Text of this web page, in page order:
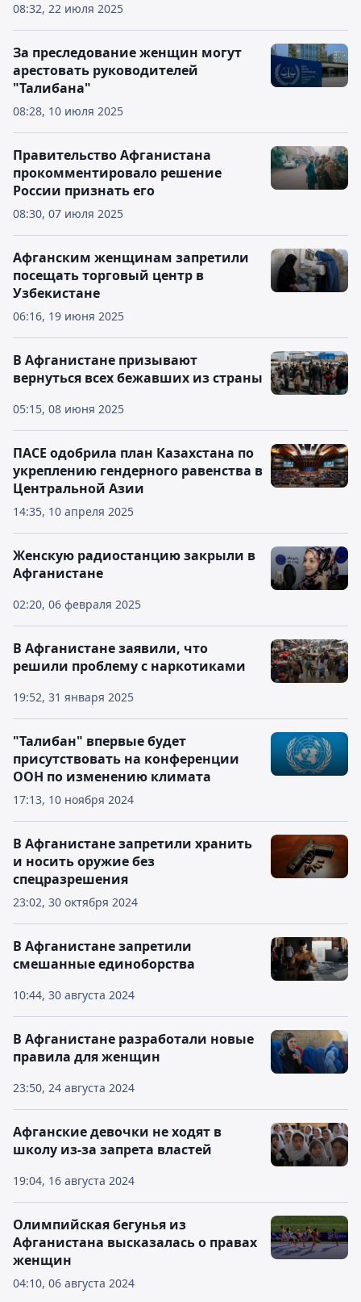
08:32, 22 июля 2025
08:28, 10 июля 2025
За преследование женщин могут
арестовать руководителей
"Талибана"
08:30, 07 июля 2025
Правительство Афганистана
прокомментировало решение
России признать его
06:16, 19 июня 2025
Афганским женщинам запретили
посещать торговый центр в
Узбекистане
05:15, 08 июня 2025
В Афганистане призывают
вернуться всех бежавших из страны
14:35, 10 апреля 2025
ПАСЕ одобрила план Казахстана по
укреплению гендерного равенства в
Центральной Азии
02:20, 06 февраля 2025
Женскую радиостанцию закрыли в
Афганистане
19:52, 31 января 2025
В Афганистане заявили, что
решили проблему с наркотиками
17:13, 10 ноября 2024
"Талибан" впервые будет
присутствовать на конференции
ООН по изменению климата
23:02, 30 октября 2024
В Афганистане запретили хранить
и носить оружие без
спецразрешения
10:44, 30 августа 2024
В Афганистане запретили
смешанные единоборства
23:50, 24 августа 2024
В Афганистане разработали новые
правила для женщин
19:04, 16 августа 2024
Афганские девочки не ходят в
школу из-за запрета властей
04:10, 06 августа 2024
Олимпийская бегунья из
Афганистана высказалась о правах
женщин